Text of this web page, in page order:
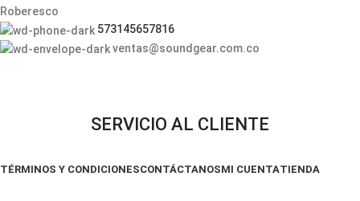
Roberesco
573145657816
ventas@soundgear.com.co
SERVICIO AL CLIENTE
TÉRMINOS Y CONDICIONESCONTÁCTANOSMI CUENTATIENDA